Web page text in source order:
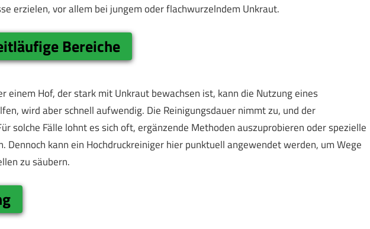
erzielen, vor allem bei jungem oder flachwurzelndem Unkraut.
Bereiche
einem Hof, der stark mit Unkraut bewachsen ist, kann die Nutzung eines
wird aber schnell aufwendig. Die Reinigungsdauer nimmt zu, und der
solche Fälle lohnt es sich oft, ergänzende Methoden auszuprobieren oder spezielle
Dennoch kann ein Hochdruckreiniger hier punktuell angewendet werden, um Wege
zu säubern.